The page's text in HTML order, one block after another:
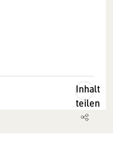
Inhalt
teilen